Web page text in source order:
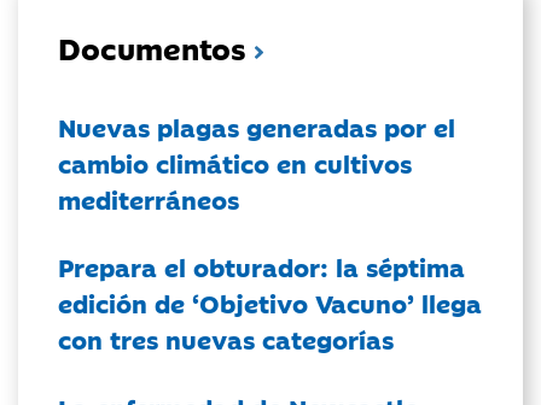
Documentos
Nuevas plagas generadas por el
cambio climático en cultivos
mediterráneos
Prepara el obturador: la séptima
edición de ‘Objetivo Vacuno’ llega
con tres nuevas categorías